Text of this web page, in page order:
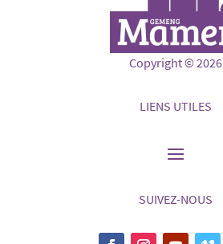
Copyright © 2026
LIENS UTILES
SUIVEZ-NOUS